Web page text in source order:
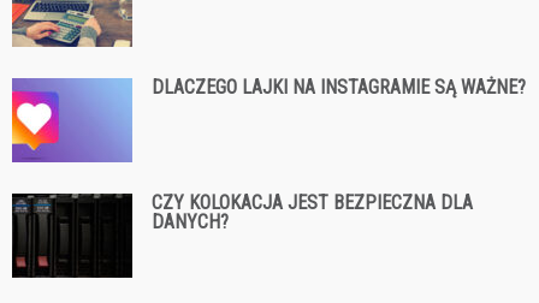
DLACZEGO LAJKI NA INSTAGRAMIE SĄ WAŻNE?
CZY KOLOKACJA JEST BEZPIECZNA DLA
DANYCH?